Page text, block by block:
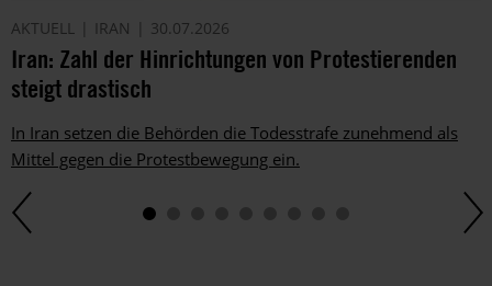
AKTUELL IRAN 30.07.2026
Iran: Zahl der Hinrichtungen von Protestierenden
steigt drastisch
In Iran setzen die Behörden die Todesstrafe zunehmend als
Mittel gegen die Protestbewegung ein.